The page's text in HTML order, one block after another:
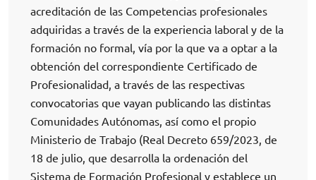
acreditación de las Competencias profesionales
adquiridas a través de la experiencia laboral y de la
formación no formal, vía por la que va a optar a la
obtención del correspondiente Certificado de
Profesionalidad, a través de las respectivas
convocatorias que vayan publicando las distintas
Comunidades Autónomas, así como el propio
Ministerio de Trabajo (Real Decreto 659/2023, de
18 de julio, que desarrolla la ordenación del
Sistema de Formación Profesional y establece un